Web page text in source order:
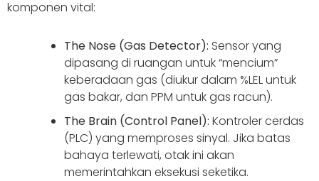
komponen vital:
The Nose (Gas Detector): Sensor yang
dipasang di ruangan untuk “mencium”
keberadaan gas (diukur dalam %LEL untuk
gas bakar, dan PPM untuk gas racun).
The Brain (Control Panel): Kontroler cerdas
(PLC) yang memproses sinyal. Jika batas
bahaya terlewati, otak ini akan
memerintahkan eksekusi seketika.